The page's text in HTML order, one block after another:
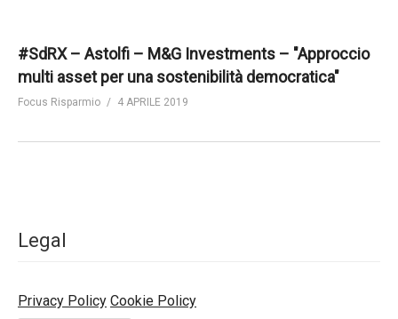
#SdRX – Astolfi – M&G Investments – "Approccio
multi asset per una sostenibilità democratica"
Focus Risparmio 4 APRILE 2019
Legal
Privacy Policy Cookie Policy